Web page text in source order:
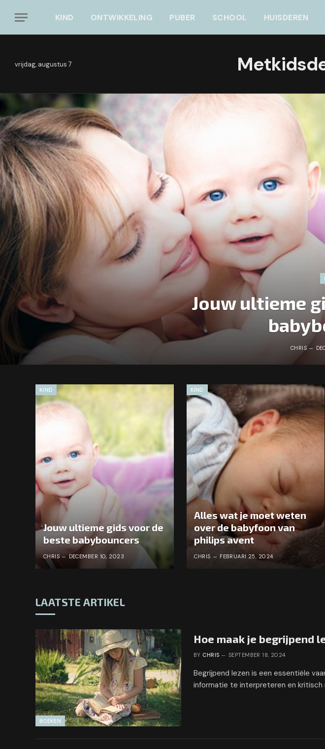
KIND ONTWIKKELING PUBER SCHOOL HUISDEREN
vrijdag, augustus 7
Jouw ultieme
CHRIS
KIND
Jouw ultieme gids voor de
beste babybouncers
CHRIS DECEMBER 10, 2023
KIND
Alles wat je moet weten
over de babyfoon van
philips avent
CHRIS FEBRUARI 25, 2024
LAATSTE ARTIKEL
BOEKEN
Hoe maak je begrijpend
BY CHRIS SEPTEMBER 18, 2024
Begrijpend lezen is een essentiële
informatie te interpreteren en kritisch